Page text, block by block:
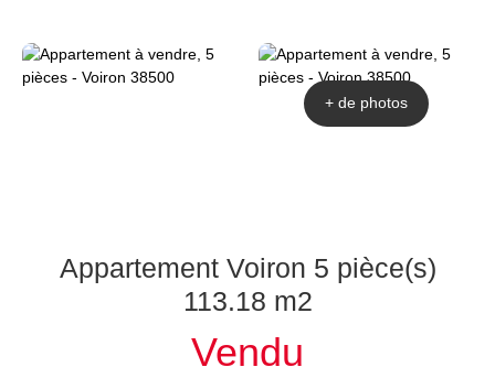
+ de photos
Appartement Voiron 5 pièce(s)
113.18 m2
Vendu